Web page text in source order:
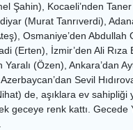
Şahin), Kocaeli’nden
(Murat Tanrıverdi),
Osmaniye’den Abdullah
(Erten), İzmir’den Ali
(Özen), Ankara’dan
Sevil
de, aşıklara ev sahipliği
geceye renk kattı.